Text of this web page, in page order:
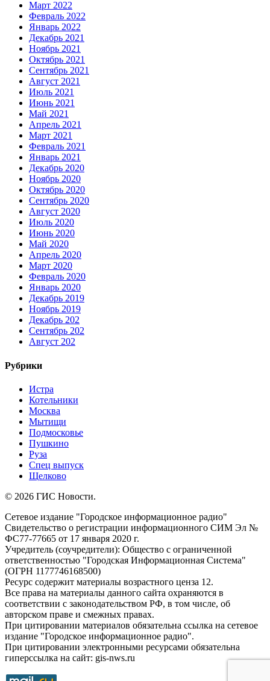
Март 2022
Февраль 2022
Январь 2022
Декабрь 2021
Ноябрь 2021
Октябрь 2021
Сентябрь 2021
Август 2021
Июль 2021
Июнь 2021
Май 2021
Апрель 2021
Март 2021
Февраль 2021
Январь 2021
Декабрь 2020
Ноябрь 2020
Октябрь 2020
Сентябрь 2020
Август 2020
Июль 2020
Июнь 2020
Май 2020
Апрель 2020
Март 2020
Февраль 2020
Январь 2020
Декабрь 2019
Ноябрь 2019
Декабрь 202
Сентябрь 202
Август 202
Рубрики
Истра
Котельники
Москва
Мытищи
Подмосковье
Пушкино
Руза
Спец выпуск
Щелково
© 2026 ГИС Новости.
Сетевое издание "Городское информационное радио"
Свидетельство о регистрации информационного СИМ Эл №
ФС77-77665 от 17 января 2020 г.
Учредитель (соучредители): Общество с ограниченной
ответственностью "Городская Информационная Система"
(ОГРН 1177746168500)
Ресурс содержит материалы возрастного ценза 12.
Все права на материалы данного сайта охраняются в
соответствии с законодательством РФ, в том числе, об
авторском праве и смежных правах.
При цитировании материалов обязательна ссылка на сетевое
издание "Городское информационное радио".
При цитировании электронными ресурсами обязательна
гиперссылка на сайт: gis-nws.ru